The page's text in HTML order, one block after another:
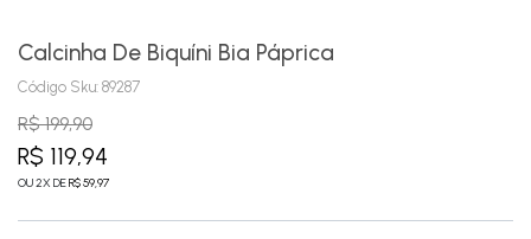
Calcinha De Biquíni Bia Páprica
Código Sku: 89287
R$ 199,90
R$ 119,94
OU2X DER$ 59,97